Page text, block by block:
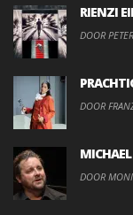
RIENZI
DOOR
DOOR
MICHAEL
DOOR